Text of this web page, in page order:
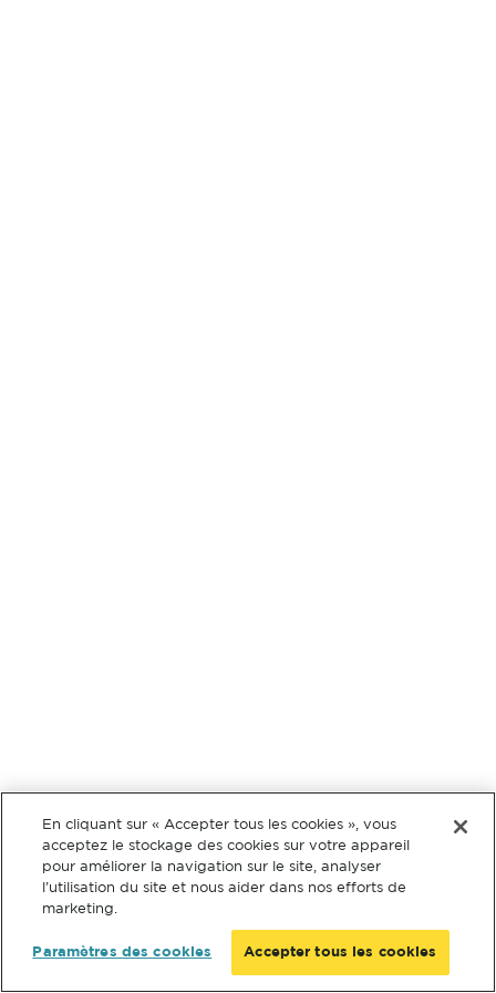
En cliquant sur « Accepter tous les cookies », vous
acceptez le stockage des cookies sur votre appareil
pour améliorer la navigation sur le site, analyser
l’utilisation du site et nous aider dans nos efforts de
marketing.
Paramètres des cookies Accepter tous les cookies